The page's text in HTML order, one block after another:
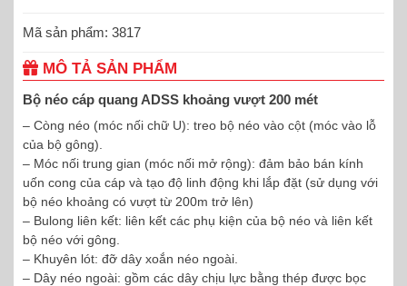
Mã sản phẩm: 3817
MÔ TẢ SẢN PHẨM
Bộ néo cáp quang ADSS khoảng vượt 200 mét
– Còng néo (móc nối chữ U): treo bộ néo vào cột (móc vào lỗ
của bộ gông).
– Móc nối trung gian (móc nối mở rộng): đảm bảo bán kính
uốn cong của cáp và tạo độ linh động khi lắp đặt (sử dụng với
bộ néo khoảng có vượt từ 200m trở lên)
– Bulong liên kết: liên kết các phụ kiện của bộ néo và liên kết
bộ néo với gông.
– Khuyên lót: đỡ dây xoắn néo ngoài.
– Dây néo ngoài: gồm các dây chịu lực bằng thép được bọc